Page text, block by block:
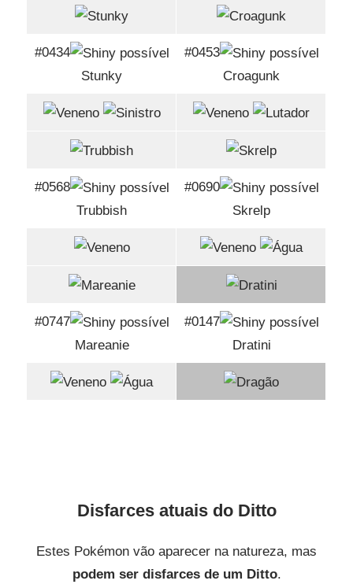
#0434
Stunky
#0453
Croagunk
#0568
Trubbish
#0690
Skrelp
#0747
Mareanie
#0147
Dratini
Disfarces atuais do Ditto
Estes Pokémon vão aparecer na natureza, mas
podem ser disfarces de um Ditto.